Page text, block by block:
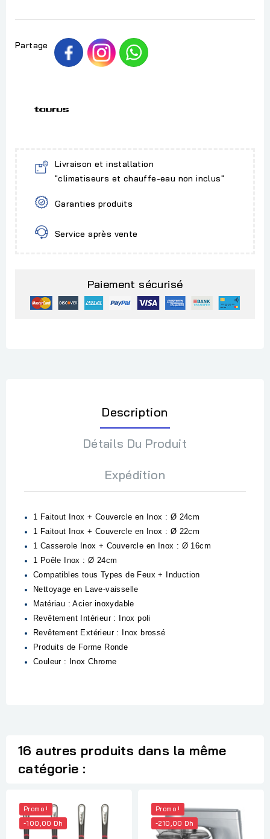
Partage
Livraison et installation
"climatiseurs et chauffe-eau non inclus"
Garanties produits
Service après vente
Paiement sécurisé
Description
Détails Du Produit
Expédition
1 Faitout Inox + Couvercle en Inox : Ø 24cm
1 Faitout Inox + Couvercle en Inox : Ø 22cm
1 Casserole Inox + Couvercle en Inox : Ø 16cm
1 Poêle Inox : Ø 24cm
Compatibles tous Types de Feux + Induction
Nettoyage en Lave-vaisselle
Matériau : Acier inoxydable
Revêtement Intérieur : Inox poli
Revêtement Extérieur : Inox brossé
Produits de Forme Ronde
Couleur : Inox Chrome
16 autres produits dans la même
catégorie :
Promo !
-100,00 Dh
Promo !
-210,00 Dh